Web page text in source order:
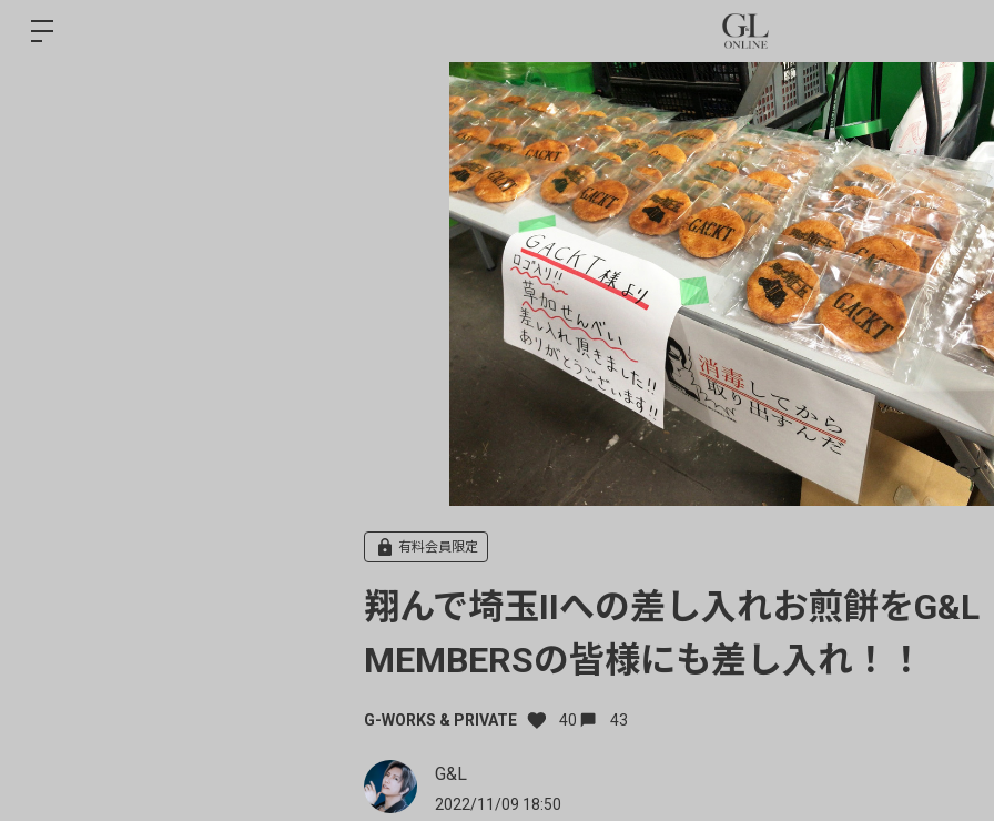
有料会員限定
翔んで埼玉IIへの差し入れお煎餅をG&L
MEMBERSの皆様にも差し入れ！！
G-WORKS & PRIVATE 40 43
G&L
2022/11/09 18:50